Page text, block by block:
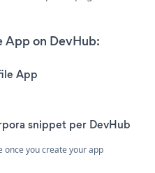
App on DevHub:
App
snippet per DevHub
once you create your app